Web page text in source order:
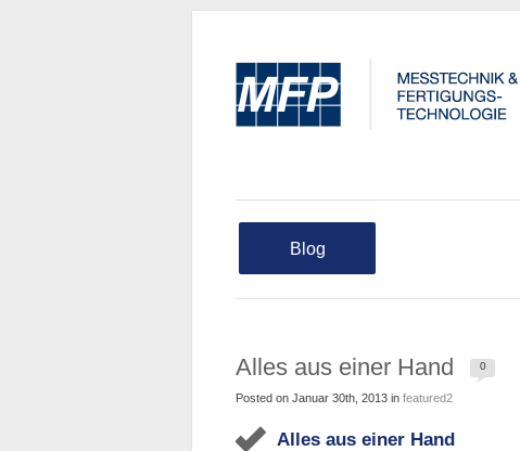
Blog
Alles aus einer Hand 0
Posted on Januar 30th, 2013 in featured2
Alles aus einer Hand